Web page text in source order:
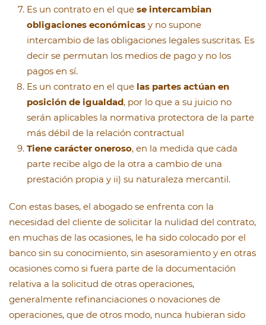
Es un contrato en el que se intercambian
obligaciones económicas y no supone
intercambio de las obligaciones legales suscritas. Es
decir se permutan los medios de pago y no los
pagos en sí.
Es un contrato en el que las partes actúan en
posición de igualdad, por lo que a su juicio no
serán aplicables la normativa protectora de la parte
más débil de la relación contractual
Tiene carácter oneroso, en la medida que cada
parte recibe algo de la otra a cambio de una
prestación propia y ii) su naturaleza mercantil.
Con estas bases, el abogado se enfrenta con la
necesidad del cliente de solicitar la nulidad del contrato,
en muchas de las ocasiones, le ha sido colocado por el
banco sin su conocimiento, sin asesoramiento y en otras
ocasiones como si fuera parte de la documentación
relativa a la solicitud de otras operaciones,
generalmente refinanciaciones o novaciones de
operaciones, que de otros modo, nunca hubieran sido